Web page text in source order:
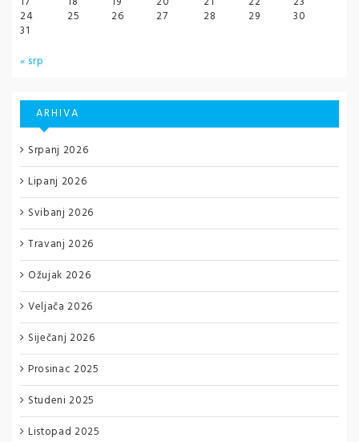
24
25 26 27 28 29
30
31
« srp
ARHIVA
Srpanj 2026
Lipanj 2026
Svibanj 2026
Travanj 2026
Ožujak 2026
Veljača 2026
Siječanj 2026
Prosinac 2025
Studeni 2025
Listopad 2025